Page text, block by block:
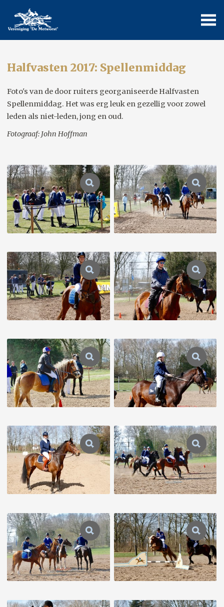
Halfvasten 2017: Spellenmiddag
Foto's van de door ruiters georganiseerde Halfvasten
Spellenmiddag. Het was erg leuk en gezellig voor zowel
leden als niet-leden, jong en oud.
Fotograaf: John Hoffman